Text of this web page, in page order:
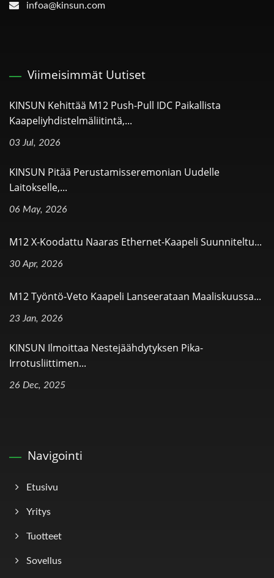
infoa@kinsun.com
Viimeisimmät Uutiset
KINSUN Kehittää M12 Push-Pull IDC Paikallista
Kaapeliyhdistelmäliitintä,...
03 Jul, 2026
KINSUN Pitää Perustamisseremonian Uudelle
Laitokselle,...
06 May, 2026
M12 X-Koodattu Naaras Ethernet-Kaapeli Suunniteltu...
30 Apr, 2026
M12 Työntö-Veto Kaapeli Lanseerataan Maaliskuussa...
23 Jan, 2026
KINSUN Ilmoittaa Nestejäähdytyksen Pika-
Irrotusliittimen...
26 Dec, 2025
Navigointi
Etusivu
Yritys
Tuotteet
Sovellus